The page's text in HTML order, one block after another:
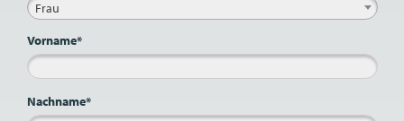
Frau
Vorname*
Nachname*